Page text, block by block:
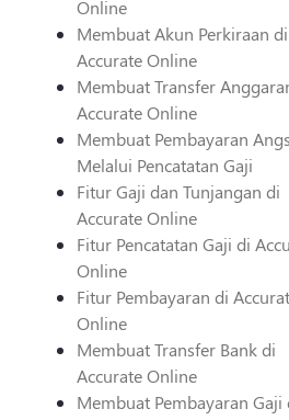
Online
Membuat Akun Perkiraan di
Accurate Online
Membuat Transfer
Accurate Online
Membuat Pembayaran
Melalui Pencatatan Gaji
Fitur Gaji dan Tunjangan di
Accurate Online
Fitur Pencatatan Gaji di
Online
Fitur Pembayaran di
Online
Membuat Transfer Bank di
Accurate Online
Membuat Pembayaran Gaji